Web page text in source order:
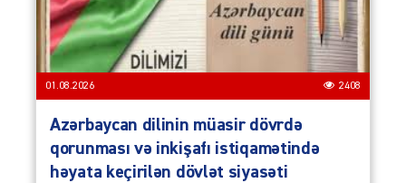
01.08.2026 2408
Azərbaycan dilinin müasir dövrdə
qorunması və inkişafı istiqamətində
həyata keçirilən dövlət siyasəti